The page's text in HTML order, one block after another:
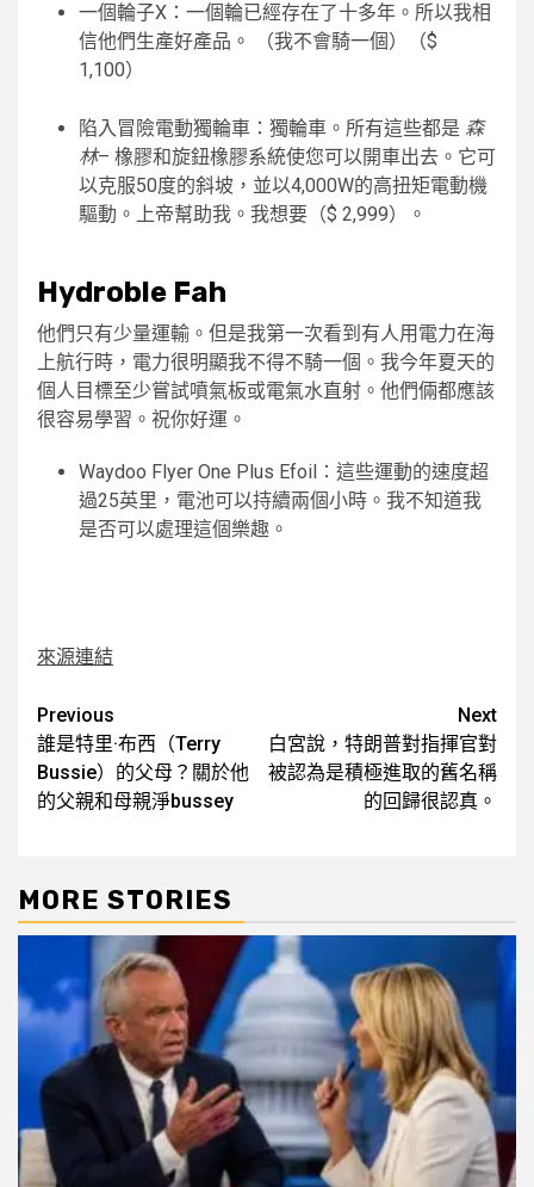
一個輪子X：一個輪已經存在了十多年。所以我相
信他們生產好產品。 （我不會騎一個）（$
1,100）
陷入冒險電動獨輪車：獨輪車。所有這些都是 森
林– 橡膠和旋鈕橡膠系統使您可以開車出去。它可
以克服50度的斜坡，並以4,000W的高扭矩電動機
驅動。上帝幫助我。我想要（$ 2,999）。
Hydroble Fah
他們只有少量運輸。但是我第一次看到有人用電力在海
上航行時，電力很明顯我不得不騎一個。我今年夏天的
個人目標至少嘗試噴氣板或電氣水直射。他們倆都應該
很容易學習。祝你好運。
Waydoo Flyer One Plus Efoil：這些運動的速度超
過25英里，電池可以持續兩個小時。我不知道我
是否可以處理這個樂趣。
來源連結
Post
navigation
Previous
誰是特里·布西（Terry
Bussie）的父母？關於他
的父親和母親淨bussey
Next
白宮說，特朗普對指揮官對
被認為是積極進取的舊名稱
的回歸很認真。
MORE STORIES